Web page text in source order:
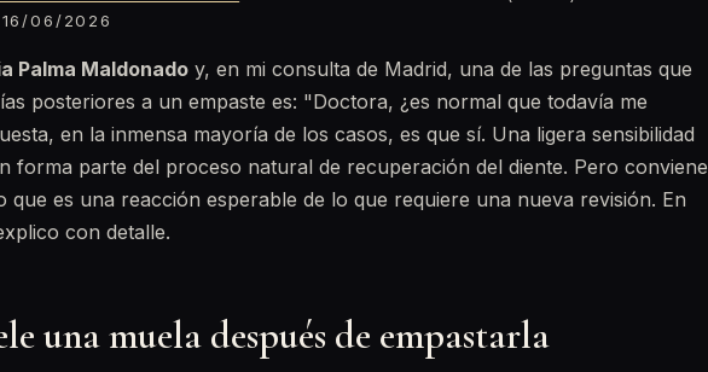
16/06/2026
Palma Maldonado y, en mi consulta de Madrid, una de las preguntas que
posteriores a un empaste es: "Doctora, ¿es normal que todavía me
en la inmensa mayoría de los casos, es que sí. Una ligera sensibilidad
forma parte del proceso natural de recuperación del diente. Pero conviene
que es una reacción esperable de lo que requiere una nueva revisión. En
con detalle.
una muela después de empastarla